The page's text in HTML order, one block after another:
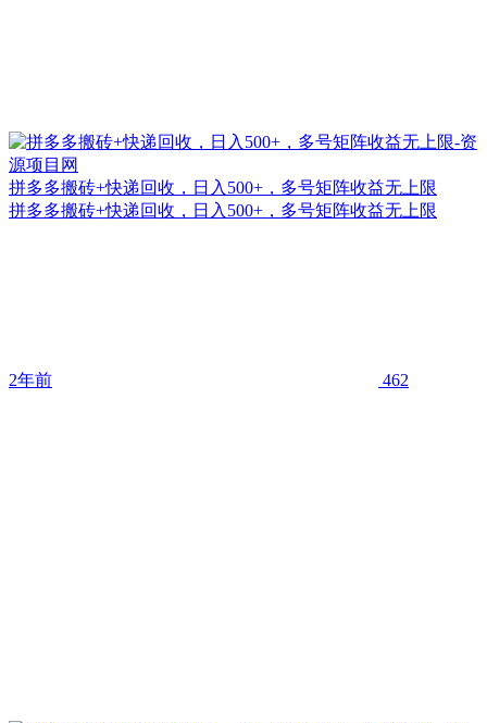
拼多多搬砖+快递回收，日入500+，多号矩阵收益无上限
拼多多搬砖+快递回收，日入500+，多号矩阵收益无上限
2年前 462